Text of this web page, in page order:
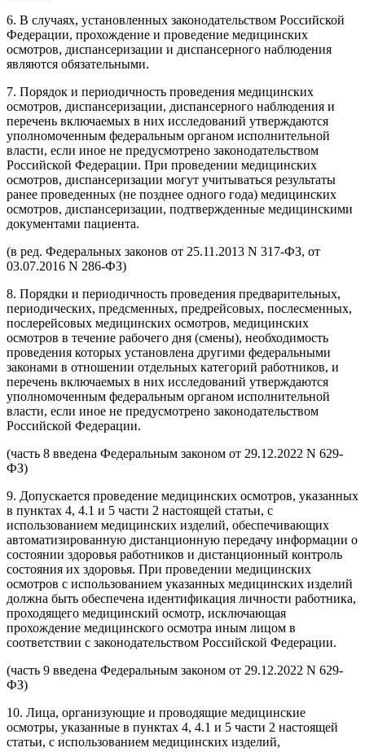
6. В случаях, установленных законодательством Российской
Федерации, прохождение и проведение медицинских
осмотров, диспансеризации и диспансерного наблюдения
являются обязательными.
7. Порядок и периодичность проведения медицинских
осмотров, диспансеризации, диспансерного наблюдения и
перечень включаемых в них исследований утверждаются
уполномоченным федеральным органом исполнительной
власти, если иное не предусмотрено законодательством
Российской Федерации. При проведении медицинских
осмотров, диспансеризации могут учитываться результаты
ранее проведенных (не позднее одного года) медицинских
осмотров, диспансеризации, подтвержденные медицинскими
документами пациента.
(в ред. Федеральных законов от 25.11.2013 N 317-ФЗ, от
03.07.2016 N 286-ФЗ)
8. Порядки и периодичность проведения предварительных,
периодических, предсменных, предрейсовых, послесменных,
послерейсовых медицинских осмотров, медицинских
осмотров в течение рабочего дня (смены), необходимость
проведения которых установлена другими федеральными
законами в отношении отдельных категорий работников, и
перечень включаемых в них исследований утверждаются
уполномоченным федеральным органом исполнительной
власти, если иное не предусмотрено законодательством
Российской Федерации.
(часть 8 введена Федеральным законом от 29.12.2022 N 629-
ФЗ)
9. Допускается проведение медицинских осмотров, указанных
в пунктах 4, 4.1 и 5 части 2 настоящей статьи, с
использованием медицинских изделий, обеспечивающих
автоматизированную дистанционную передачу информации о
состоянии здоровья работников и дистанционный контроль
состояния их здоровья. При проведении медицинских
осмотров с использованием указанных медицинских изделий
должна быть обеспечена идентификация личности работника,
проходящего медицинский осмотр, исключающая
прохождение медицинского осмотра иным лицом в
соответствии с законодательством Российской Федерации.
(часть 9 введена Федеральным законом от 29.12.2022 N 629-
ФЗ)
10. Лица, организующие и проводящие медицинские
осмотры, указанные в пунктах 4, 4.1 и 5 части 2 настоящей
статьи, с использованием медицинских изделий,